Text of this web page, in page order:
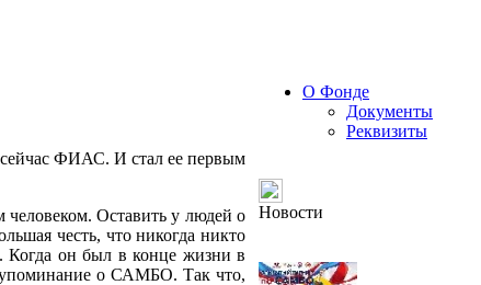
ФИАС. И стал ее первым
человеком. Оставить у людей о
честь, что никогда никто
Когда он был в конце жизни в
упоминание о САМБО. Так что,
О Фонде
Документы
Реквизиты
Новости